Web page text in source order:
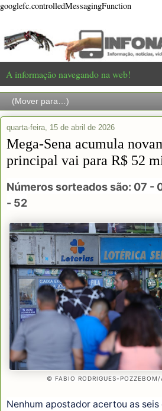
googlefc.controlledMessagingFunction
A informação navegando na web!
quarta-feira, 15 de abril de 2026
Mega-Sena acumula
principal vai para R$ 52
Números sorteados são: 07 -
- 52
© FABIO RODRIGUES-POZZEBOM/
Nenhum apostador acertou as